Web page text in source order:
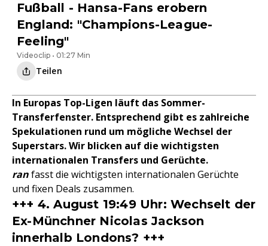
Fußball - Hansa-Fans erobern
England: "Champions-League-
Feeling"
Videoclip • 01:27 Min
Teilen
In Europas Top-Ligen läuft das Sommer-
Transferfenster. Entsprechend gibt es zahlreiche
Spekulationen rund um mögliche Wechsel der
Superstars. Wir blicken auf die wichtigsten
internationalen Transfers und Gerüchte.
ranfasst die wichtigsten internationalen Gerüchte
und fixen Deals zusammen.
+++ 4. August 19:49 Uhr: Wechselt der
Ex-Münchner Nicolas Jackson
innerhalb Londons? +++